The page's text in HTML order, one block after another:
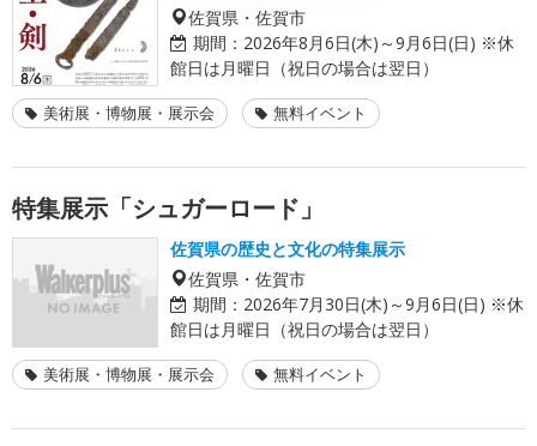
佐賀県・佐賀市
期間： 2026年8月6日(木)～9月6日(日) ※休
館日は月曜日（祝日の場合は翌日）
美術展・博物展・展示会 無料イベント
特集展示「シュガーロード」
佐賀県の歴史と文化の特集展示
佐賀県・佐賀市
期間： 2026年7月30日(木)～9月6日(日) ※休
館日は月曜日（祝日の場合は翌日）
美術展・博物展・展示会 無料イベント